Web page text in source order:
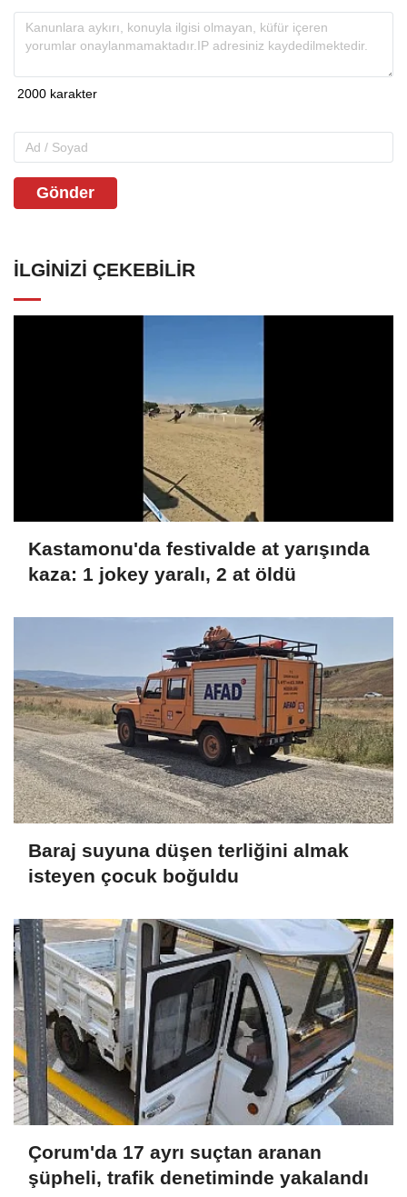
Gönder
İLGINIZI ÇEKEBILIR
Kastamonu'da festivalde at yarışında
kaza: 1 jokey yaralı, 2 at öldü
Baraj suyuna düşen terliğini almak
isteyen çocuk boğuldu
Çorum'da 17 ayrı suçtan aranan
şüpheli, trafik denetiminde yakalandı